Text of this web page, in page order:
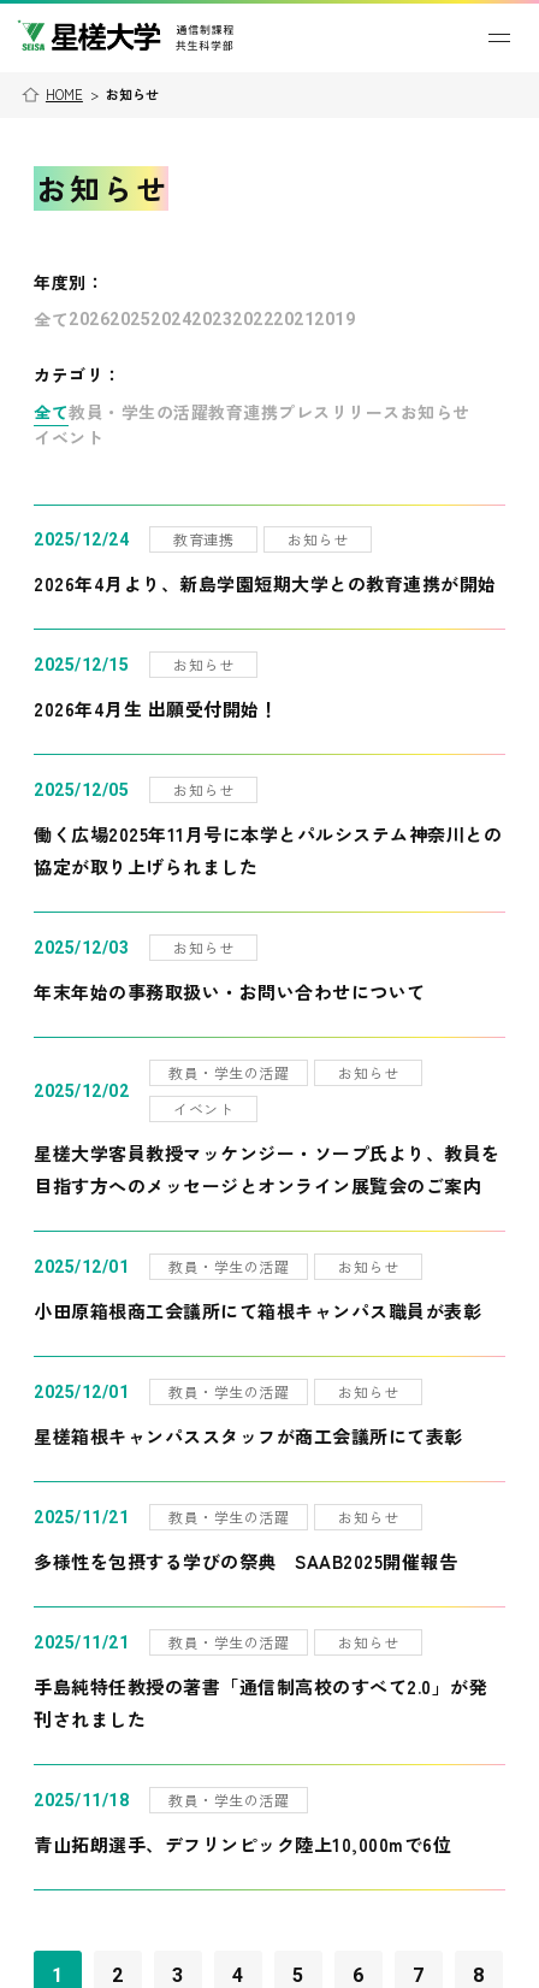
HOME > お知らせ
お知らせ
年度別 ：
全て202620252024202320222021 2019
カテゴリ：
全て教員・学生の活躍教育連携プレスリリース お知らせ
イベント
2025/12/24 教育連携 お知らせ
2026年4月より、新島学園短期大学との教育連携が開始
2025/12/15 お知らせ
2026年4月生 出願受付開始！
2025/12/05 お知らせ
働く広場2025年11月号に本学とパルシステム神奈川との
協定が取り上げられました
2025/12/03 お知らせ
年末年始の事務取扱い・お問い合わせについて
2025/12/02
教員・学生の活躍
お知らせ
イベント
星槎大学客員教授マッケンジー・ソープ氏より、教員を
目指す方へのメッセージとオンライン展覧会のご案内
2025/12/01 教員・学生の活躍 お知らせ
小田原箱根商工会議所にて箱根キャンパス職員が表彰
2025/12/01 教員・学生の活躍 お知らせ
星槎箱根キャンパススタッフが商工会議所にて表彰
2025/11/21 教員・学生の活躍 お知らせ
多様性を包摂する学びの祭典 SAAB2025開催報告
2025/11/21 教員・学生の活躍 お知らせ
手島純特任教授の著書「通信制高校のすべて2.0」が発
刊されました
2025/11/18 教員・学生の活躍
青山拓朗選手、デフリンピック陸上10,000mで6位
1 2 3 4 5 6 7 8